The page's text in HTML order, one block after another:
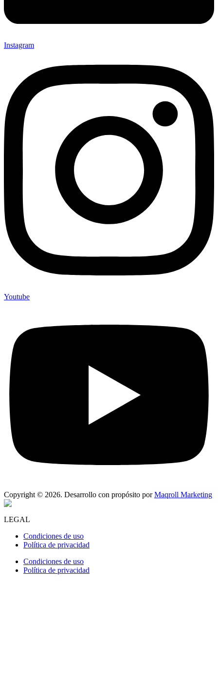
Instagram
Youtube
Copyright © 2026. Desarrollo con propósito porMaqroll Marketing
LEGAL
Condiciones de uso
Política de privacidad
Condiciones de uso
Política de privacidad